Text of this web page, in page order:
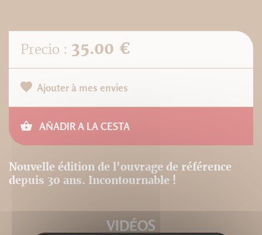
Precio : 35.00 €
Ajouter à mes envies
AÑADIR A LA CESTA
Nouvelle édition de l'ouvrage de référence
depuis 30 ans. Incontournable !
VIDÉOS